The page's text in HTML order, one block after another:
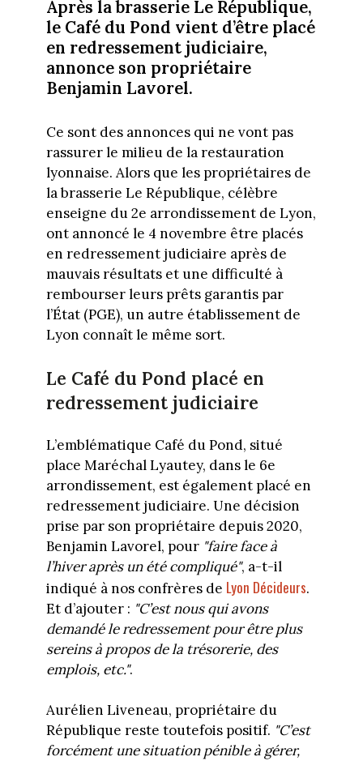
Après la brasserie Le République,
le Café du Pond vient d’être placé
en redressement judiciaire,
annonce son propriétaire
Benjamin Lavorel.
Ce sont des annonces qui ne vont pas
rassurer le milieu de la restauration
lyonnaise. Alors que les propriétaires de
la brasserie Le République, célèbre
enseigne du 2e arrondissement de Lyon,
ont annoncé le 4 novembre être placés
en redressement judiciaire après de
mauvais résultats et une difficulté à
rembourser leurs prêts garantis par
l’État (PGE), un autre établissement de
Lyon connaît le même sort.
Le Café du Pond placé en
redressement judiciaire
L’emblématique Café du Pond, situé
place Maréchal Lyautey, dans le 6e
arrondissement, est également placé en
redressement judiciaire. Une décision
prise par son propriétaire depuis 2020,
Benjamin Lavorel, pour "faire face à
l’hiver après un été compliqué", a-t-il
indiqué à nos confrères de Lyon Décideurs.
Et d’ajouter : "C’est nous qui avons
demandé le redressement pour être plus
sereins à propos de la trésorerie, des
emplois, etc.".
Aurélien Liveneau, propriétaire du
République reste toutefois positif. "C’est
forcément une situation pénible à gérer,